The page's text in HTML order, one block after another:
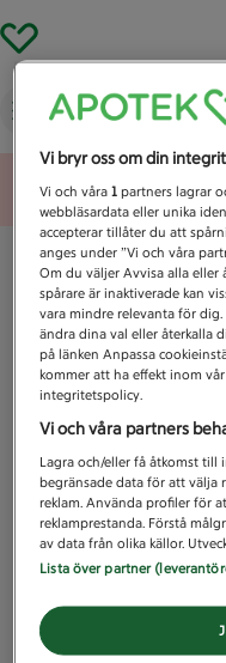
Vad letar du
Vi bryr oss om din
Vi och våra1 partners lagrar
webbläsardata eller unika
accepterar tillåter du att
anges under ”Vi och våra
Om du väljer Avvisa alla eller
spårare är inaktiverade kan
vara mindre relevanta för
ändra dina val eller återkalla
på länken Anpassa
kommer att ha effekt inom
integritetspolicy.
Vi och våra partners
Lagra och/eller få åtkomst
begränsade data för att välja
reklam. Använda profiler för
reklamprestanda. Förstå
av data från olika källor.
Lista över partner